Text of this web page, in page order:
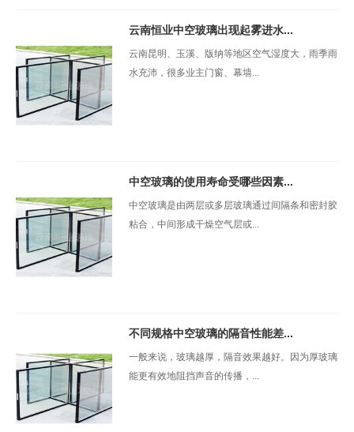
云南恒业中空玻璃出现起雾进水...
云南昆明、玉溪、版纳等地区空气湿度大，雨季雨
水充沛，很多业主门窗、幕墙...
中空玻璃的使用寿命受哪些因素...
中空玻璃是由两层或多层玻璃通过间隔条和密封胶
粘合，中间形成干燥空气层或...
不同规格中空玻璃的隔音性能差...
一般来说，玻璃越厚，隔音效果越好。因为厚玻璃
能更有效地阻挡声音的传播，...